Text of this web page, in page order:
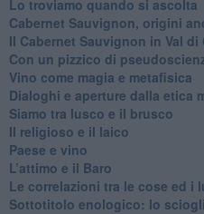
Lo troviamo quando si ascolta
Cabernet Sauvignon, origini
Il Cabernet Sauvignon in Val di
Con un pizzico di
​Vino come magia e metafisica
Dialoghi e aperture dalla etica
Siamo tra lusco e il brusco
Il religioso e il laico
​Paese e vino
L’attimo e il Baro
Le correlazioni tra le cose ed i
​Sottotitolo enologico: lo